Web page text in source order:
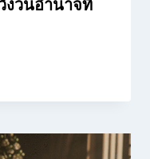
งวนอำนาจที่